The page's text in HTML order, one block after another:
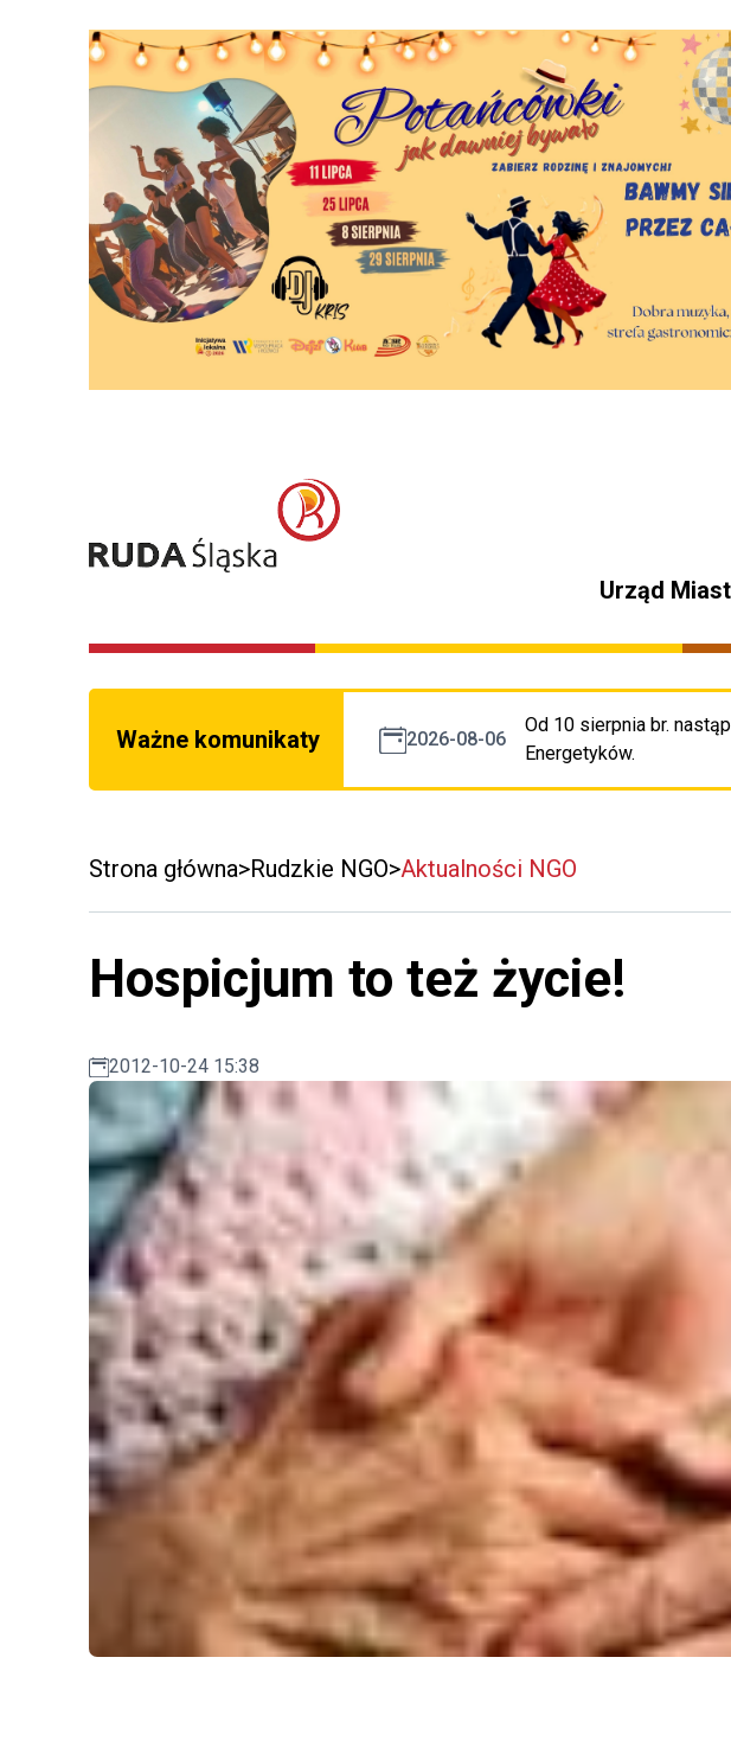
Urząd
Ważne komunikaty 2026-08-06
Od 10 sierpnia br.
Energetyków.
Strona główna Rudzkie NGO Aktualności NGO
Hospicjum to też życie!
2012-10-24 15:38